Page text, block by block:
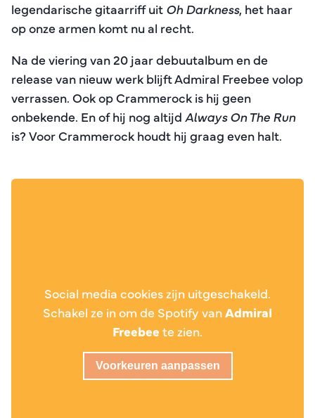
legendarische gitaarriff uit Oh Darkness, het haar
op onze armen komt nu al recht.
Na de viering van 20 jaar debuutalbum en de
release van nieuw werk blijft Admiral Freebee volop
verrassen. Ook op Crammerock is hij geen
onbekende. En of hij nog altijd Always On The Run
is? Voor Crammerock houdt hij graag even halt.
Social media cookies zijn uitgeschakeld.
Schakel ze in om de Spotify vanAdmiral
Freebee te zien.
Voorkeuren aanpassen